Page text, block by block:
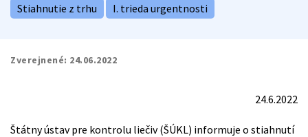
Stiahnutie z trhu I. trieda urgentnosti
Zverejnené: 24.06.2022
24.6.2022
Štátny ústav pre kontrolu liečiv (ŠÚKL) informuje o stiahnutí